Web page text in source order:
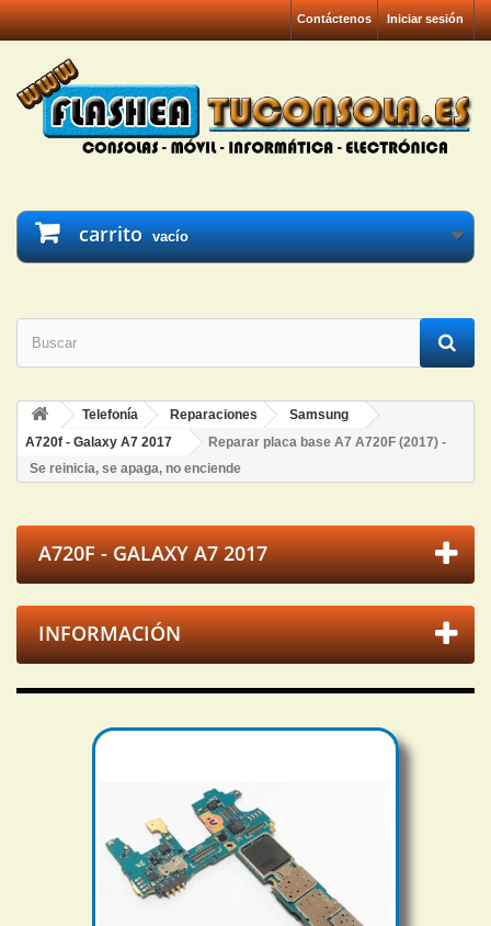
Iniciar sesión
Contáctenos
carrito vacío
Telefonía Reparaciones
Samsung
A720f - Galaxy A7 2017
Reparar placa base A7 A720F (2017) -
Se reinicia, se apaga, no enciende
A720F - GALAXY A7 2017
INFORMACIÓN